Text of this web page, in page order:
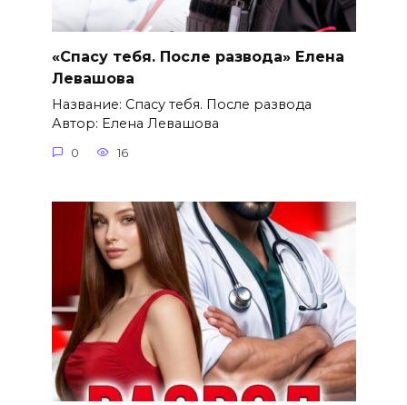
«Спасу тебя. После развода» Елена
Левашова
Название: Спасу тебя. После развода
Автор: Елена Левашова
0 16